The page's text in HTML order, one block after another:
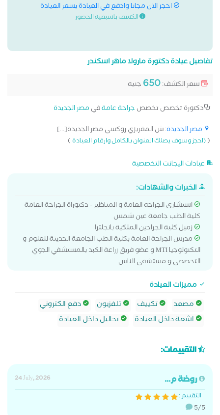
احجز الان مجانا وادفع في العيادة بسعر العيادة
الكشف باسبقية الحضور
تفاصيل عيادة دكتورة مارولا ماهر اسكندر
سعر الكشف:650 جنيه
دكتورة تخصص تخصص جراحة عامةفي مصر الجديدة
مصر الجديدة: ش المقريزي روكسي مصر الجديدة[...]
((احجز وسوف يصلك العنوان بالكامل وارقام العيادة)
عيادات اليجانت التخصصية
الخبرات والشهادات:
استشاري الجراحه العامة و المناظير - دكتوراة الجراحة العامة
كلية الطب جامعة عين شمس
زميل كلية الجراحين الملكية بانجلترا
مدرس الجراحة العامة بكلية الطب الجامعة الحديثة للعلوم و
التكنولوجيا MTI و عضو فريق زراعة الكبد بالمستشفي الجوي
التخصصي و مستشفي الناس
مميزات العيادة
مصعد
تكييف تلفزيون
دفع الكتروني
اشعة داخل العيادة
تحاليل داخل العيادة
التقييمات:
روضة م...
24 July, 2026
التقييم :
5/5